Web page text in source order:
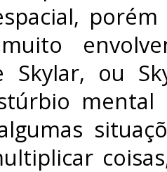
Skylar, ou